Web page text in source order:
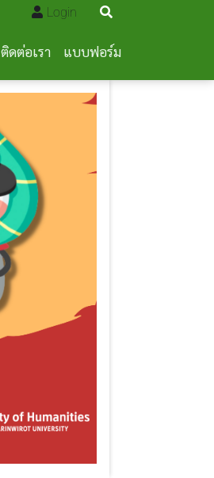
Login
ติดต่อเรา แบบฟอร์ม